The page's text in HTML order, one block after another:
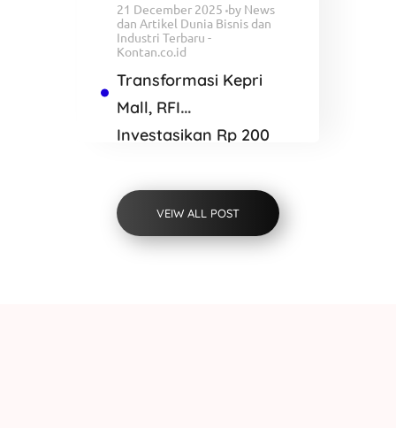
21 December 2025 by News
dan Artikel Dunia Bisnis dan
Industri Terbaru -
Kontan.co.id
Transformasi Kepri
Mall, RFI
Investasikan Rp 200
SQUARE Batam
VEIW ALL POST